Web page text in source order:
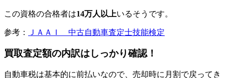
この資格の合格者は14万人以上いるそうです。
参考： ＪＡＡＩ 中古自動車査定士技能検定
買取査定額の内訳はしっかり確認！
自動車税は基本的に前払いなので、売却時に月割で戻ってき